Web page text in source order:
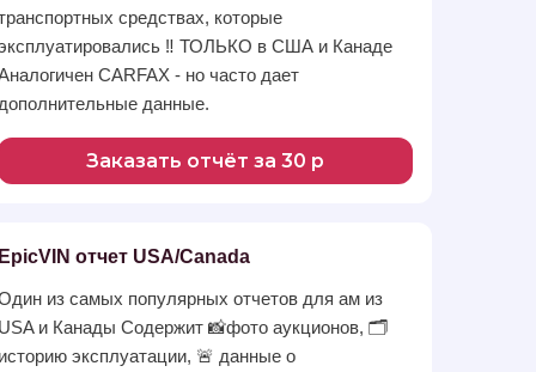
средствах, которые
‼️ ТОЛЬКО в США и Канаде
CARFAX - но часто дает
дополнительные данные.
Заказать отчёт за 30 р
EpicVIN отчет USA/Canada
из самых популярных отчетов для ам из
USA и Канады Содержит 📸фото аукционов, 🗂
историю эксплуатации, 🚨 данные о